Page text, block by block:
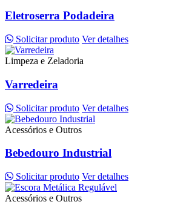
Eletroserra Podadeira
Solicitar produto Ver detalhes
Limpeza e Zeladoria
Varredeira
Solicitar produto Ver detalhes
Acessórios e Outros
Bebedouro Industrial
Solicitar produto Ver detalhes
Acessórios e Outros